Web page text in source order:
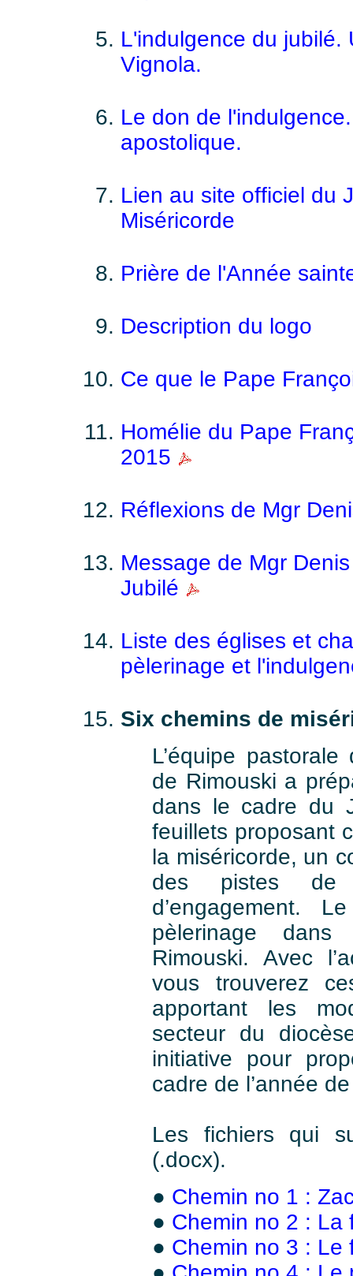
L'indulgence du jubilé.
Vignola.
Le don de
apostolique.
Lien au site officiel du
Miséricorde
Prière de l'Année
Description du logo
Ce que le Pape
Homélie du Pape
2015
Réflexions de Mgr
Message de Mgr
Jubilé
Liste des églises et
pèlerinage et
Six chemins de
L’équipe
de Rimouski a
dans le cadre du
feuillets proposant
la miséricorde, un
des pistes de
d’engagement.
pèlerinage
Rimouski. Avec
vous trouverez
apportant les
secteur du
initiative pour
cadre de l’année
Les fichiers qui
(.docx).
● Chemin no 1 :
● Chemin no 2 : La
● Chemin no 3 : Le